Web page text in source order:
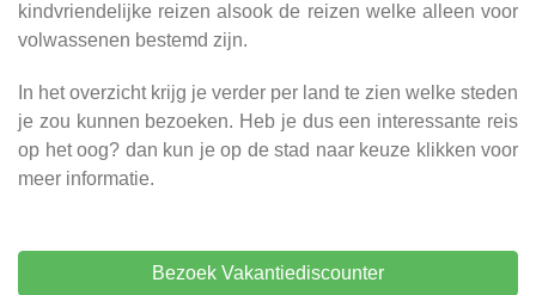
kindvriendelijke reizen alsook de reizen welke alleen voor
volwassenen bestemd zijn.
In het overzicht krijg je verder per land te zien welke steden
je zou kunnen bezoeken. Heb je dus een interessante reis
op het oog? dan kun je op de stad naar keuze klikken voor
meer informatie.
Bezoek Vakantiediscounter